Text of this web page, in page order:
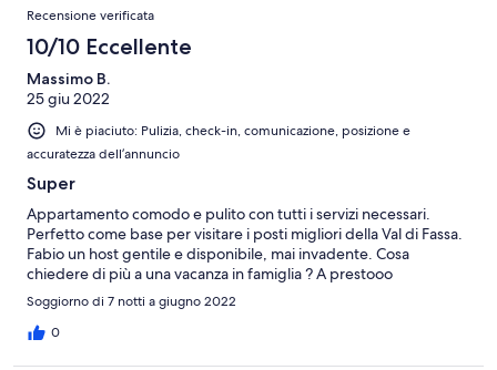
Recensione verificata
10/10 Eccellente
Massimo B.
25 giu 2022
Mi è piaciuto: Pulizia, check-in, comunicazione, posizione e
accuratezza dell’annuncio
Super
Appartamento comodo e pulito con tutti i servizi necessari.
Perfetto come base per visitare i posti migliori della Val di Fassa.
Fabio un host gentile e disponibile, mai invadente. Cosa
chiedere di più a una vacanza in famiglia ? A prestooo
Soggiorno di 7 notti a giugno 2022
0